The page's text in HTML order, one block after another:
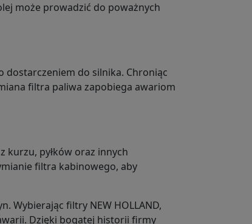
może prowadzić do poważnych
dostarczeniem do silnika. Chroniąc
filtra paliwa zapobiega awariom
kurzu, pyłków oraz innych
filtra kabinowego, aby
Wybierając filtry NEW HOLLAND,
Dzięki bogatej historii firmy